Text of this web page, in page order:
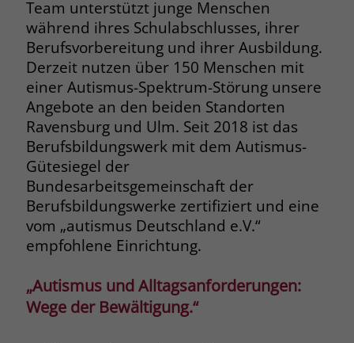
Team unterstützt junge Menschen
während ihres Schulabschlusses, ihrer
Berufsvorbereitung und ihrer Ausbildung.
Derzeit nutzen über 150 Menschen mit
einer Autismus-Spektrum-Störung unsere
Angebote an den beiden Standorten
Ravensburg und Ulm. Seit 2018 ist das
Berufsbildungswerk mit dem Autismus-
Gütesiegel der
Bundesarbeitsgemeinschaft der
Berufsbildungswerke zertifiziert und eine
vom „autismus Deutschland e.V.“
empfohlene Einrichtung.
„Autismus und Alltagsanforderungen:
Wege der Bewältigung.“
Name PHPSESSID
Anbieter stiftung-liebenau.de
Laufzeit Session
Zweck
Behält die Zustände des Benutzers bei
allen Seitenanfragen bei.
Name cookie_optin
Anbieter www.stiftung-liebenau.de
Laufzeit 1 Monat
Zweck
Behält die Zustimmung des Benutzers
Zweck
Browsers und die Einstellungen
exklusiv für diese Website zu speichern.
Dadurch wird gewährleistet, dass
Aktionen, die bei späteren Besuchen
derselben Website durchgeführt
werden, mit derselben
Benutzerkennung verknüpft werden.
Name _clsk
Anbieter www.clarity.ms
Laufzeit 1 Jahr
Zweck
um die Seitenaufrufe eines Benutzers
zu speichern und in einer einzigen